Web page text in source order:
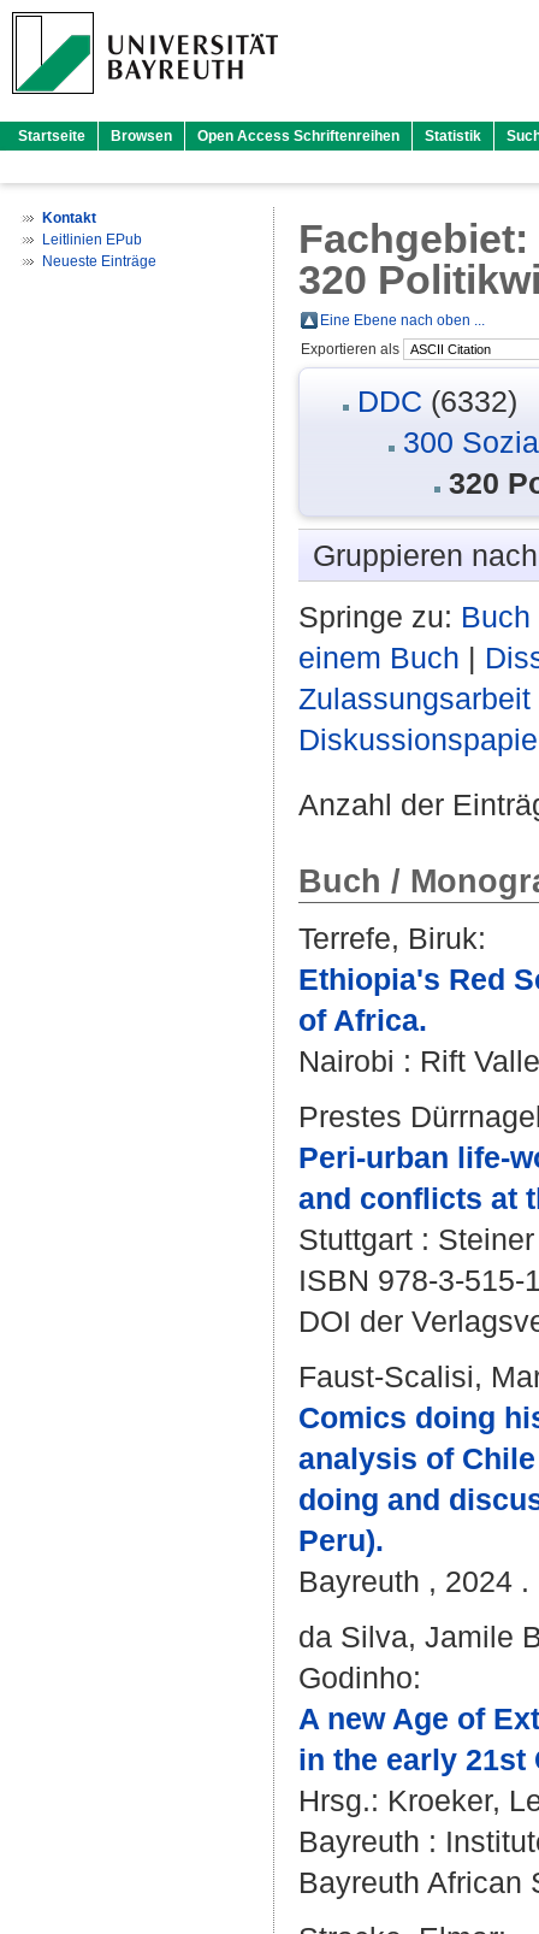
Startseite Browsen Open Access Schriftenreihen Statistik
Kontakt
Leitlinien EPub
Neueste Einträge
Fachgebiet:
320
Eine Ebene nach oben ...
Exportieren als
DDC (6332)
300
320
Gruppieren
Springe zu:
einem Buch |
Zulassungsarbeit
Anzahl der
Buch /
Terrefe, Biruk:
Ethiopia's Red
of Africa.
Nairobi : Rift
Prestes
Peri-urban life-
and conflicts at
Stuttgart :
ISBN 978-3-515-
DOI der
Faust-Scalisi,
Comics doing
analysis of
doing and
Peru).
Bayreuth , 2024 .
da Silva, Jamile
Godinho:
A new Age of
in the early 21st
Hrsg.: Kroeker,
Bayreuth :
Bayreuth African